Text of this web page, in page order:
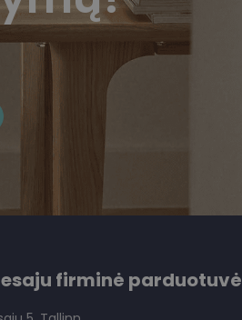
firminė parduotuvė